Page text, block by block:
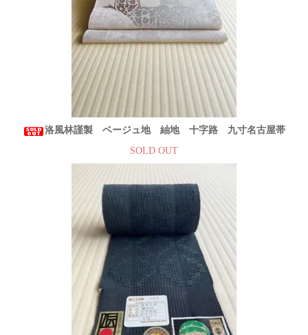
洛風林謹製 ベージュ地 紬地 十字路 九寸名古屋帯
SOLD OUT